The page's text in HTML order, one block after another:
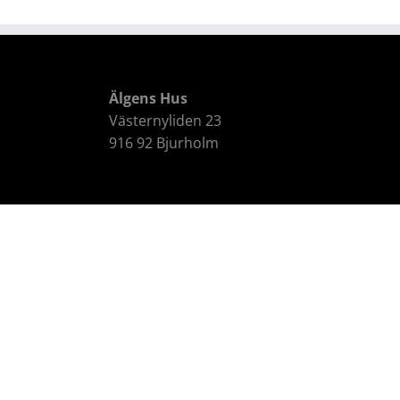
Älgens Hus
Västernyliden 23
916 92 Bjurholm